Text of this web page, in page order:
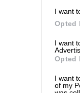
I want
Opted
I want
Opted
I want
of my